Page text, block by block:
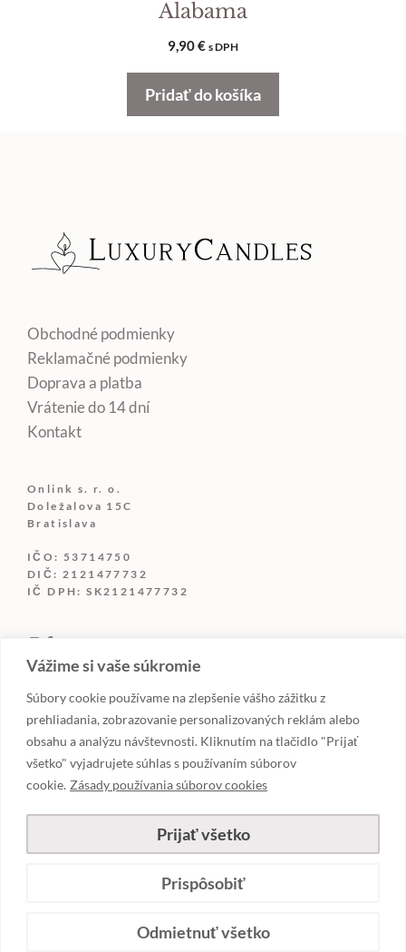
Vážime si vaše súkromie
Súbory cookie používame na zlepšenie vášho zážitku z
prehliadania, zobrazovanie personalizovaných reklám alebo
obsahu a analýzu návštevnosti. Kliknutím na tlačidlo "Prijať
všetko" vyjadrujete súhlas s používaním súborov
cookie. Zásady používania súborov cookies
Prispôsobiť
Odmietnuť všetko
Prijať všetko
Alabama
9,90€ s DPH
Pridať do košíka
Obchodné podmienky
Reklamačné podmienky
Doprava a platba
Vrátenie do 14 dní
Kontakt
Onlink s. r. o.
Doležalova 15C
Bratislava
IČO: 53714750
DIČ: 2121477732
IČ DPH: SK2121477732
POUŽÍVANIE COOKIES|ZÁSADY OCHRANY
OSOBNÝCH ÚDAJOV
12,90 s DPH Pridať do košíka